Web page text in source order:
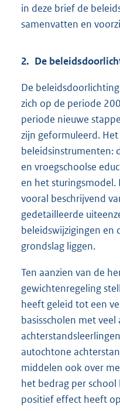
in deze brief de
samenvatten en
2. De
De
zich op de periode
periode nieuwe
zijn geformuleerd.
beleidsinstrumenten:
en vroegschoolse
en het
vooral beschrijvend
gedetailleerde
beleidswijzigingen en
grondslag liggen.
Ten aanzien van de
gewichtenregeling
heeft geleid tot een
basisscholen met
autochtone
middelen ook over
het bedrag per
positief effect heeft